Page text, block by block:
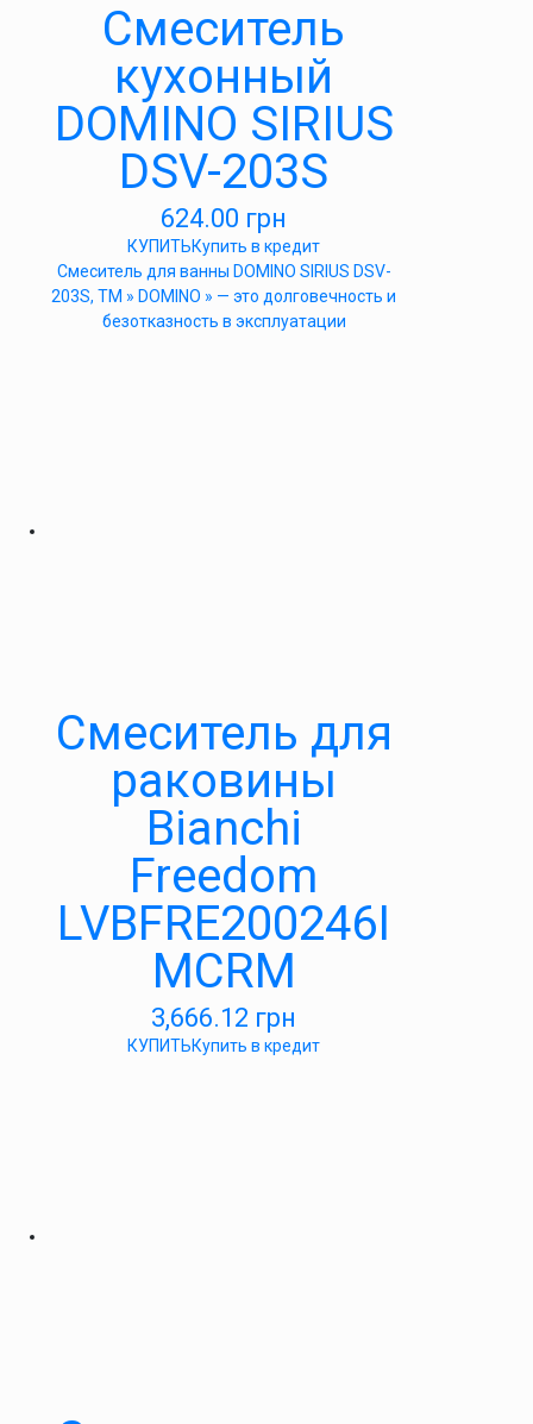
Смеситель
кухонный
DOMINO SIRIUS
DSV-203S
624.00 грн
КУПИТЬКупить в кредит
Cмеситель для ванны DOMINO SIRIUS DSV-
203S, ТМ » DOMINO » — это долговечность и
безотказность в эксплуатации
Смеситель для
раковины
Bianchi
Freedom
LVBFRE200246I
MCRM
3,666.12 грн
КУПИТЬКупить в кредит